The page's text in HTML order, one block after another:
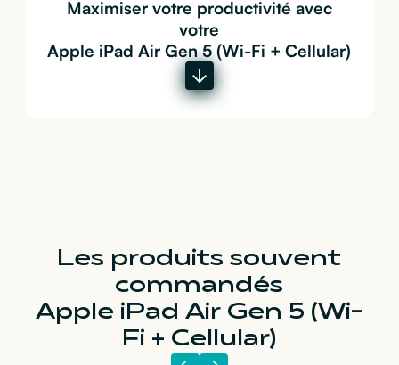
Maximiser votre productivité avec
votre
Apple iPad Air Gen 5 (Wi-Fi + Cellular)
Les produits souvent
commandés
Apple iPad Air Gen 5 (Wi-
Fi + Cellular)